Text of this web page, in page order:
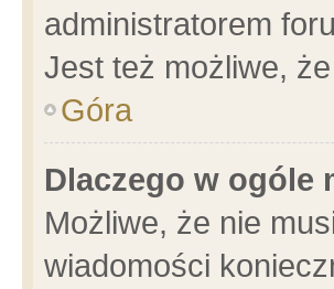
administratorem
Jest też możliwe,
Góra
Dlaczego w ogóle
Możliwe, że nie
wiadomości